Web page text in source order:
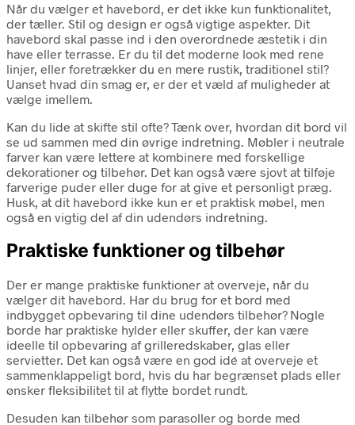
Når du vælger et havebord, er det ikke kun funktionalitet,
der tæller. Stil og design er også vigtige aspekter. Dit
havebord skal passe ind i den overordnede æstetik i din
have eller terrasse. Er du til det moderne look med rene
linjer, eller foretrækker du en mere rustik, traditionel stil?
Uanset hvad din smag er, er der et væld af muligheder at
vælge imellem.
Kan du lide at skifte stil ofte? Tænk over, hvordan dit bord vil
se ud sammen med din øvrige indretning. Møbler i neutrale
farver kan være lettere at kombinere med forskellige
dekorationer og tilbehør. Det kan også være sjovt at tilføje
farverige puder eller duge for at give et personligt præg.
Husk, at dit havebord ikke kun er et praktisk møbel, men
også en vigtig del af din udendørs indretning.
Praktiske funktioner og tilbehør
Der er mange praktiske funktioner at overveje, når du
vælger dit havebord. Har du brug for et bord med
indbygget opbevaring til dine udendørs tilbehør? Nogle
borde har praktiske hylder eller skuffer, der kan være
ideelle til opbevaring af grilleredskaber, glas eller
servietter. Det kan også være en god idé at overveje et
sammenklappeligt bord, hvis du har begrænset plads eller
ønsker fleksibilitet til at flytte bordet rundt.
Desuden kan tilbehør som parasoller og borde med